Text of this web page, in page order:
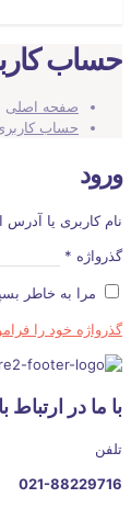
حساب
صفحه اصلی
حساب
ورود
نام کاربری یا آدرس
گذرواژه *
مرا به خاطر
گذرواژه خود را
با ما در ارتباط
تلفن
021-88229716